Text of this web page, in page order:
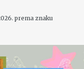
prema znaku